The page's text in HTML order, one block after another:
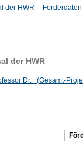
der HWR Förderdaten
der HWR
Dr. (Gesamt-